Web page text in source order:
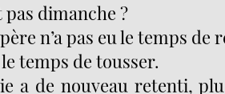
pas dimanche ?
n’a pas eu le temps de
temps de tousser.
a de nouveau retenti,